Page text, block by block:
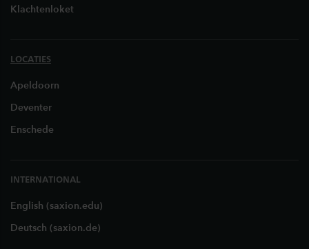
Klachtenloket
LOCATIES
Apeldoorn
Deventer
Enschede
INTERNATIONAL
English (saxion.edu)
Deutsch (saxion.de)